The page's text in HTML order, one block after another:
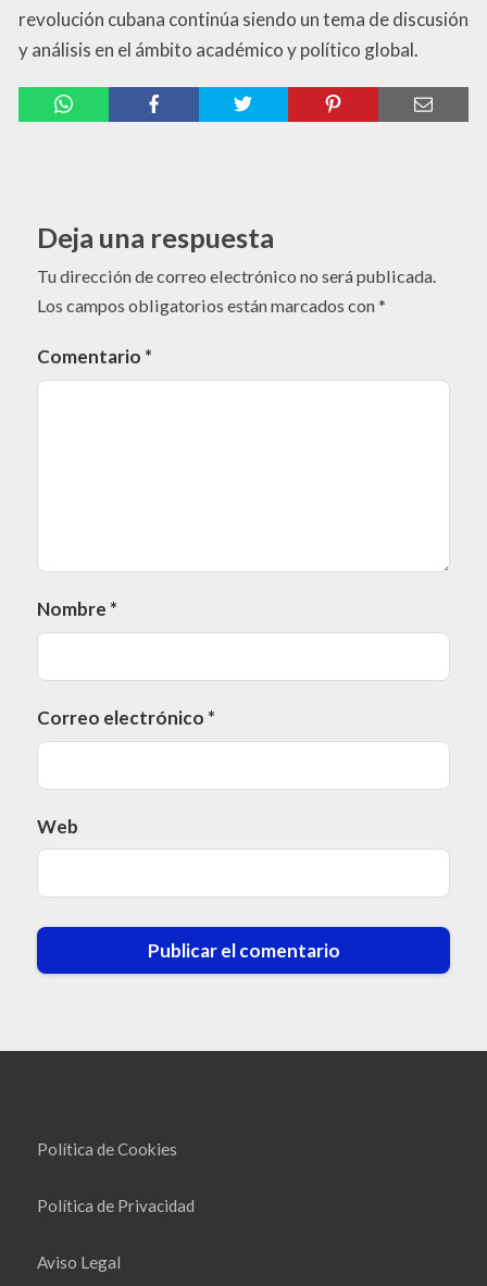
revolución cubana continúa siendo un tema de discusión
y análisis en el ámbito académico y político global.
Deja una respuesta
Tu dirección de correo electrónico no será publicada.
Los campos obligatorios están marcados con*
Comentario *
Nombre *
Correo electrónico *
Web
Política de Cookies
Política de Privacidad
Aviso Legal